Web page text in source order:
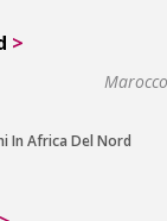
>
Marocco
In Africa Del Nord